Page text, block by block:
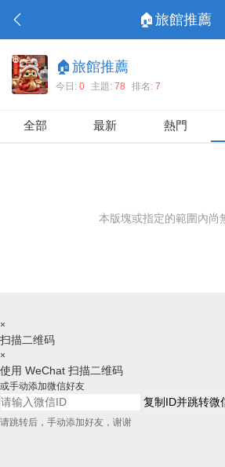
🏠旅館推薦
🏠旅館推薦
今日:0 主題:78 排名:7
全部 最新 熱門
本版塊或指定的範圍內尚
×
扫描二维码
×
使用 WeChat 扫描二维码
或手动添加微信好友
复制ID并跳转微
请跳转后，手动添加好友，谢谢